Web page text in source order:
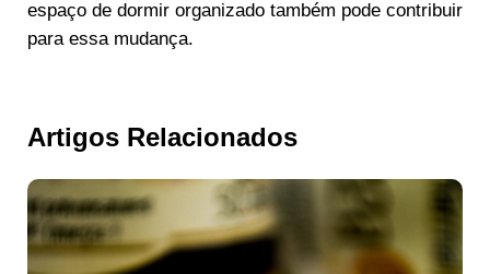
espaço de dormir organizado também pode contribuir
para essa mudança.
Artigos Relacionados